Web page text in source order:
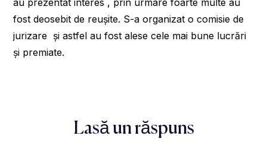
au prezentat interes , prin urmare foarte multe au
fost deosebit de reușite. S-a organizat o comisie de
jurizare și astfel au fost alese cele mai bune lucrări
și premiate.
Lasă un răspuns